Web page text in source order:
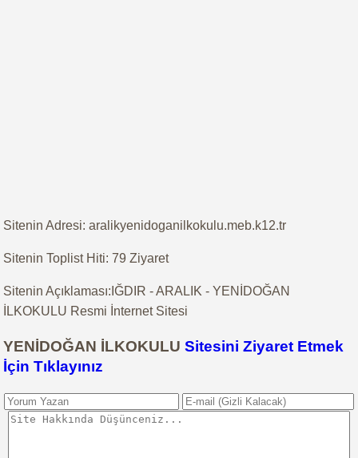
Sitenin Adresi: aralikyenidoganilkokulu.meb.k12.tr
Sitenin Toplist Hiti: 79 Ziyaret
Sitenin Açıklaması:IĞDIR - ARALIK - YENİDOĞAN
İLKOKULU Resmi İnternet Sitesi
YENİDOĞAN İLKOKULUSitesini Ziyaret Etmek
İçin Tıklayınız